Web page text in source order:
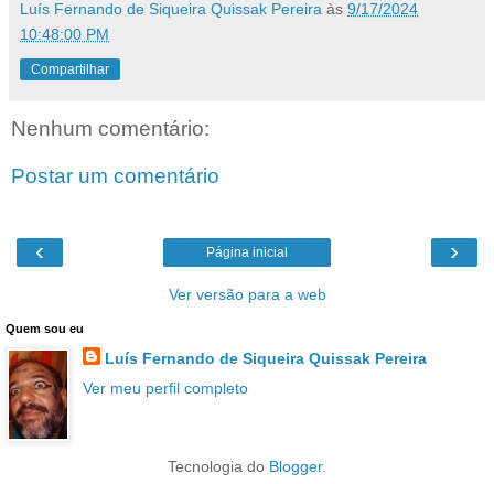
Luís Fernando de Siqueira Quissak Pereira às 9/17/2024
10:48:00 PM
Compartilhar
Nenhum comentário:
Postar um comentário
‹ ›
Página inicial
Ver versão para a web
Quem sou eu
Luís Fernando de Siqueira Quissak Pereira
Ver meu perfil completo
Tecnologia do Blogger.